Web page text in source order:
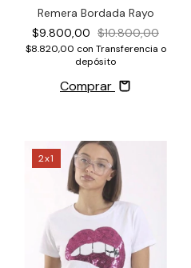
Remera Bordada Rayo
$9.800,00 $10.800,00
$8.820,00 con Transferencia o
depósito
Comprar
2x1